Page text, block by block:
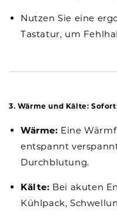
Nutzen Sie eine
Tastatur, um
3. Wärme und Kälte:
Wärme: Eine
entspannt
Durchblutung.
Kälte: Bei akuten
Kühlpack,